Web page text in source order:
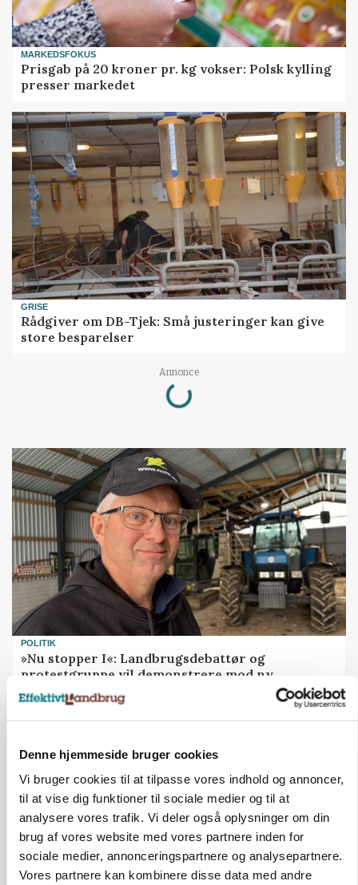
Denne hjemmeside bruger cookies
Vi bruger cookies til at tilpasse vores indhold og annoncer,
til at vise dig funktioner til sociale medier og til at
analysere vores trafik. Vi deler også oplysninger om din
brug af vores website med vores partnere inden for
sociale medier, annonceringspartnere og analysepartnere.
Vores partnere kan kombinere disse data med andre
MARKEDSFOKUS
Prisgab på 20 kroner pr. kg vokser: Polsk kylling
presser markedet
GRISE
Rådgiver om DB-Tjek: Små justeringer kan give
store besparelser
Annonce
Loading...
POLITIK
»Nu stopper I«: Landbrugsdebattør og
protestgruppe vil demonstrere mod ny
gødskningslov
Annonce